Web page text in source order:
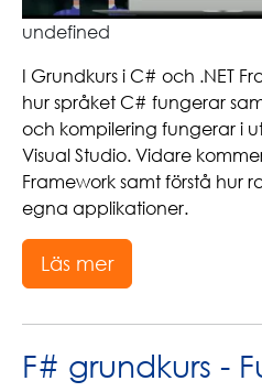
undefined
I Grundkurs i C# och .NET
hur språket C# fungerar
och kompilering fungerar i
Visual Studio. Vidare
Framework samt förstå hur
egna applikationer.
Läs mer
F# grundkurs -